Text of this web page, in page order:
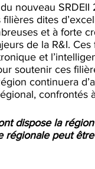
nouveau
dites
et à forte
de la R&I.
et
soutenir ces
continuera
confrontés
dispose la
régionale peut